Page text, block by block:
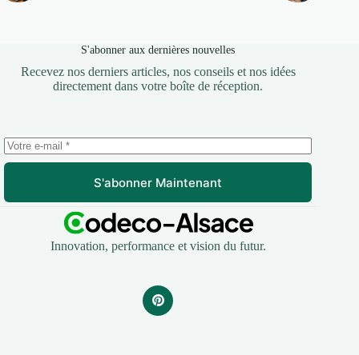
S'abonner aux dernières nouvelles
Recevez nos derniers articles, nos conseils et nos idées
directement dans votre boîte de réception.
S'abonner Maintenant
Innovation, performance et vision du futur.